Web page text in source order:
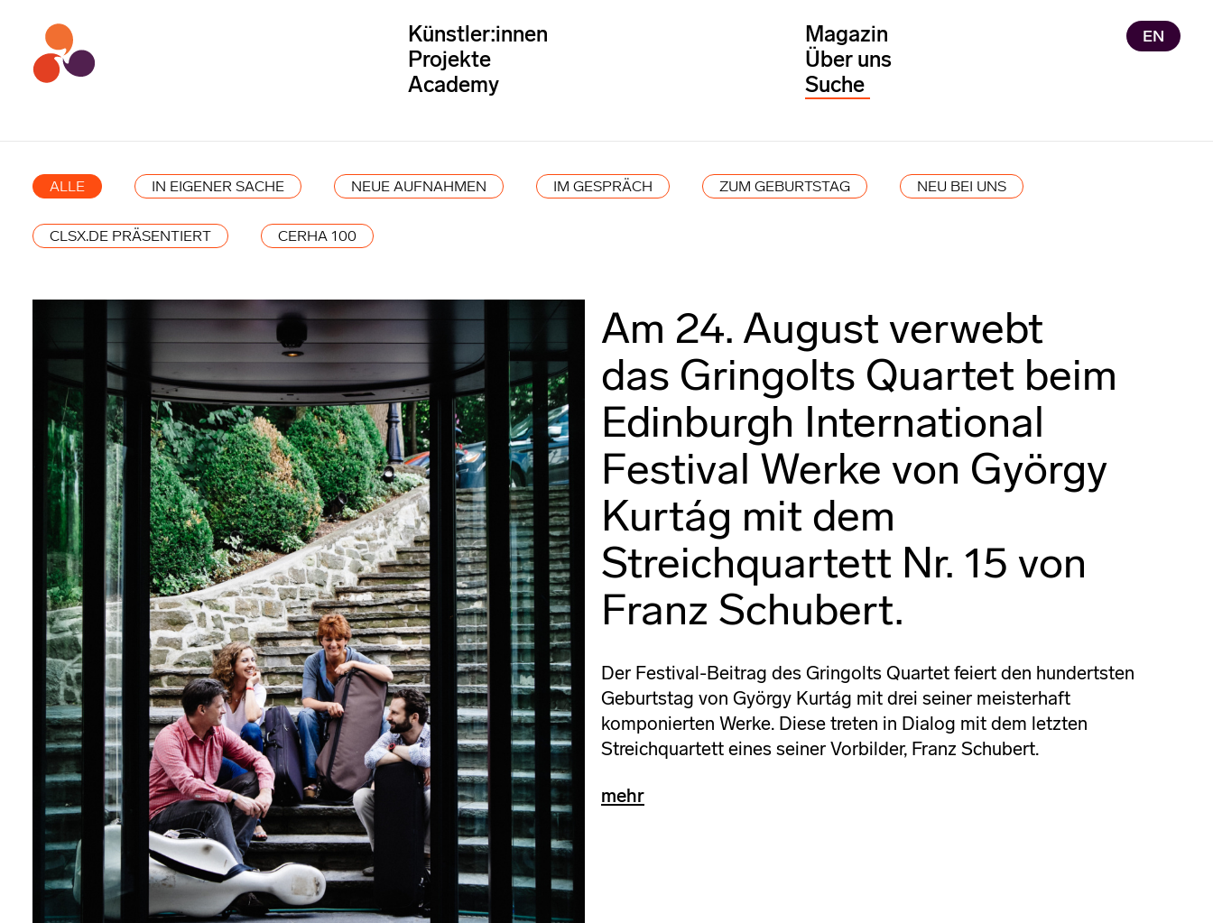
Künstler:innen
Projekte
Academy
Magazin
Über uns
EN
ALLE IN EIGENER SACHE NEUE AUFNAHMEN IM GESPRÄCH ZUM GEBURTSTAG NEU BEI UNS
CLSX.DE PRÄSENTIERT CERHA 100
Am 24. August verwebt
das Gringolts Quartet beim
Edinburgh International
Festival Werke von György
Kurtág mit dem
Streichquartett Nr. 15 von
Franz Schubert.
Der Festival-Beitrag des Gringolts Quartet feiert den hundertsten
Geburtstag von György Kurtág mit drei seiner meisterhaft
komponierten Werke. Diese treten in Dialog mit dem letzten
Streichquartett eines seiner Vorbilder, Franz Schubert.
mehr